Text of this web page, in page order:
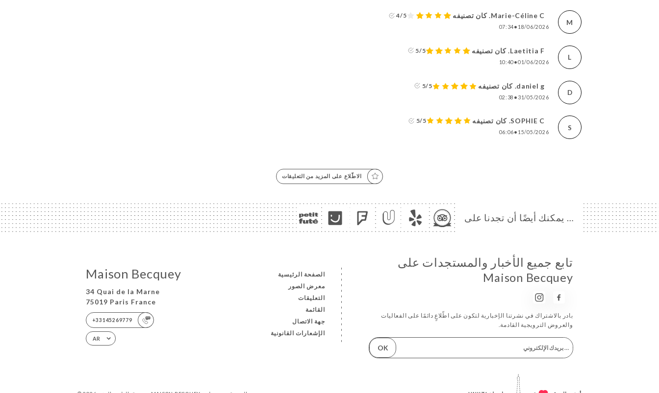
M
Marie-Céline C. كان تصنيفه 4/5
18/06/2026
•
07:34
L
Laetitia F. كان تصنيفه 5/5
01/06/2026
•
10:40
D
daniel g. كان تصنيفه 5/5
31/05/2026
•
02:38
S
SOPHIE C. كان تصنيفه 5/5
15/05/2026
•
06:06
الاطّلاع على المزيد من التعليقات
… يمكنك أيضًا أن تجدنا على
Maison Becquey
34 Quai de la Marne
75019 Paris France
+33145269779
AR
الصفحة الرئيسية
معرض الصور
التعليقات
القائمة
جهة الاتصال
الإشعارات القانونية
تابع جميع الأخبار والمستجدات على
Maison Becquey
بادر بالاشتراك في نشرتنا الإخبارية لتكون على اطّلاعٍ دائمًا على الفعاليات
والعروض الترويجية القادمة.
OK